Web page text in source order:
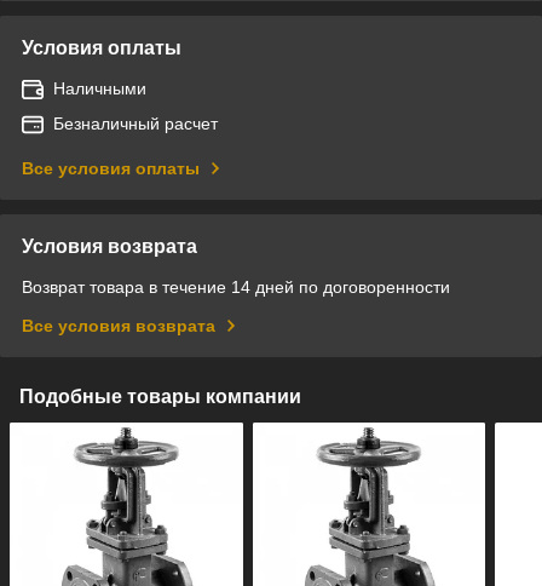
Условия оплаты
Наличными
Безналичный расчет
Все условия оплаты
Условия возврата
Возврат товара в течение 14 дней по договоренности
Все условия возврата
Подобные товары компании